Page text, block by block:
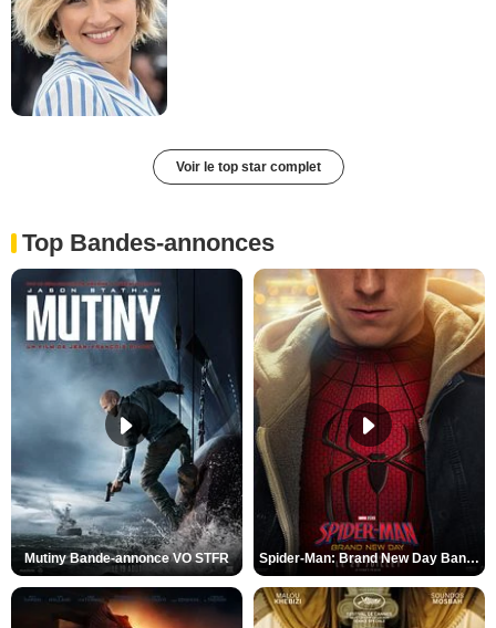
Voir le top star complet
Top Bandes-annonces
Mutiny Bande-annonce VO STFR Spider-Man: Brand New Day Bande-annonce VO STFR